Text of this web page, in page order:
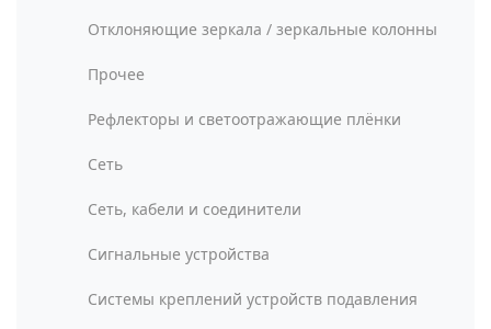
Отклоняющие зеркала / зеркальные колонны
Прочее
Рефлекторы и светоотражающие плёнки
Сеть
Сеть, кабели и соединители
Сигнальные устройства
Системы креплений устройств подавления